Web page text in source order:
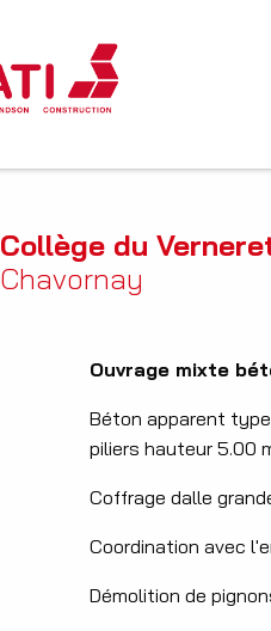
Collège du
Chavornay
Ouvrage mixte
Béton apparent
piliers hauteur 5.00
Coffrage dalle
Coordination avec
Démolition de